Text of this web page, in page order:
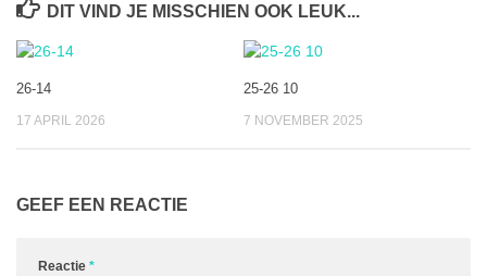
DIT VIND JE MISSCHIEN OOK LEUK...
26-14
17 APRIL 2026
25-26 10
7 NOVEMBER 2025
GEEF EEN REACTIE
Reactie *